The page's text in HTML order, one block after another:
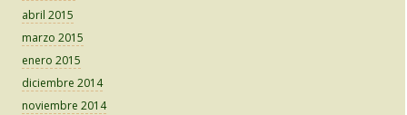
abril 2015
marzo 2015
enero 2015
diciembre 2014
noviembre 2014